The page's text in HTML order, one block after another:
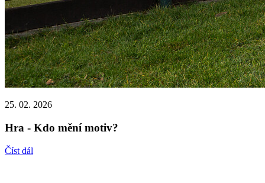
25. 02. 2026
Hra - Kdo mění motiv?
Číst dál